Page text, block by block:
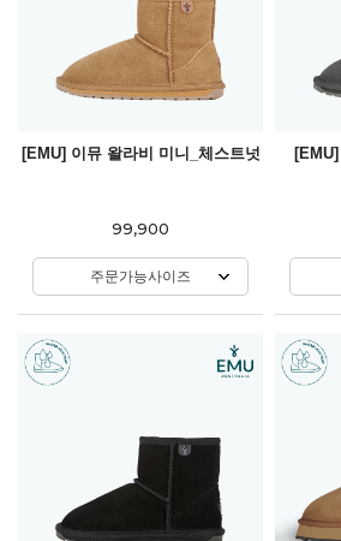
[EMU] 이뮤 왈라비 미니_체스트넛
99,900
주문가능사이즈